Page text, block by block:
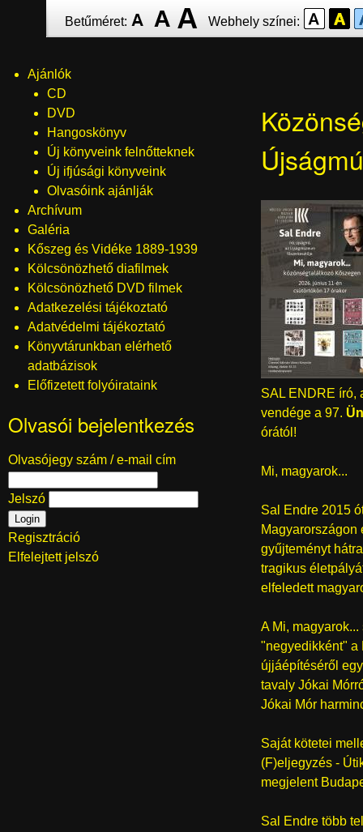
Betűméret: Webhely színei:
Menü
Ajánlók
CD
DVD
Hangoskönyv
Új könyveink felnőtteknek
Új ifjúsági könyveink
Olvasóink ajánlják
Archívum
Galéria
Kőszeg és Vidéke 1889-1939
Kölcsönözhető diafilmek
Kölcsönözhető DVD filmek
Adatkezelési tájékoztató
Adatvédelmi tájékoztató
Könyvtárunkban elérhető
adatbázisok
Előfizetett folyóirataink
Olvasói bejelentkezés
Olvasójegy szám / e-mail cím
Jelszó
Regisztráció
Elfelejtett jelszó
SAL ENDRE író,
vendége a 97.
órától!
Mi, magyarok...
Sal Endre 2015
Magyarországon
gyűjteményt
tragikus
elfeledett
A Mi,
"negyedikként" a
újjáépítéséről
tavaly Jókai
Jókai Mór
Saját kötetei
(F)eljegyzés -
megjelent
Sal Endre több